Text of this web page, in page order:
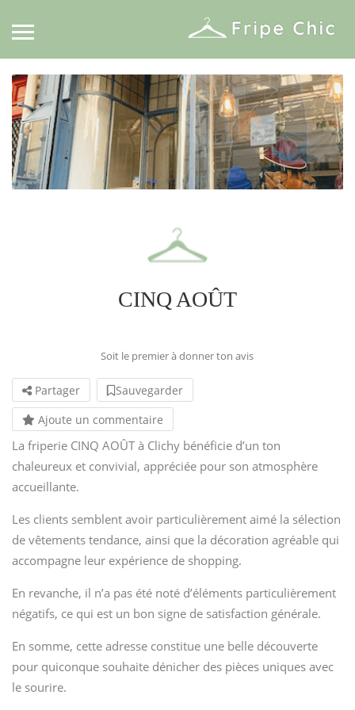
CINQ AOÛT
Soit le premier à donner ton avis
Partager
Sauvegarder
Ajoute un commentaire
La friperie CINQ AOÛT à Clichy bénéficie d’un ton
chaleureux et convivial, appréciée pour son atmosphère
accueillante.
Les clients semblent avoir particulièrement aimé la sélection
de vêtements tendance, ainsi que la décoration agréable qui
accompagne leur expérience de shopping.
En revanche, il n’a pas été noté d’éléments particulièrement
négatifs, ce qui est un bon signe de satisfaction générale.
En somme, cette adresse constitue une belle découverte
pour quiconque souhaite dénicher des pièces uniques avec
le sourire.